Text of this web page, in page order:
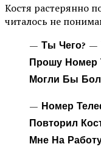
Костя растерянно
читалось не
— Ты Чего? —
Прошу Номер
Могли Бы
— Номер
Повторил
Мне На